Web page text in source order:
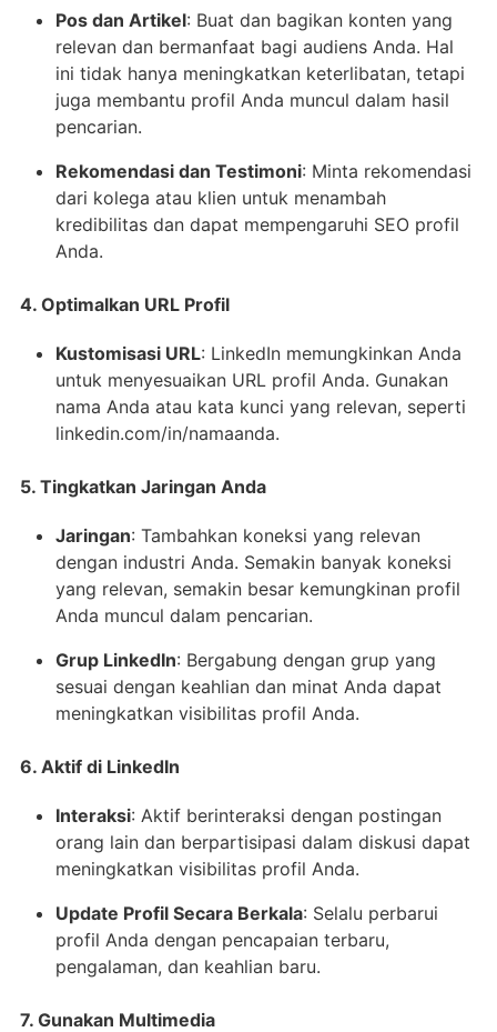
Pos dan Artikel: Buat dan bagikan konten yang
relevan dan bermanfaat bagi audiens Anda. Hal
ini tidak hanya meningkatkan keterlibatan, tetapi
juga membantu profil Anda muncul dalam hasil
pencarian.
Rekomendasi dan Testimoni: Minta rekomendasi
dari kolega atau klien untuk menambah
kredibilitas dan dapat mempengaruhi SEO profil
Anda.
4. Optimalkan URL Profil
Kustomisasi URL: LinkedIn memungkinkan Anda
untuk menyesuaikan URL profil Anda. Gunakan
nama Anda atau kata kunci yang relevan, seperti
linkedin.com/in/namaanda.
5. Tingkatkan Jaringan Anda
Jaringan: Tambahkan koneksi yang relevan
dengan industri Anda. Semakin banyak koneksi
yang relevan, semakin besar kemungkinan profil
Anda muncul dalam pencarian.
Grup LinkedIn: Bergabung dengan grup yang
sesuai dengan keahlian dan minat Anda dapat
meningkatkan visibilitas profil Anda.
6. Aktif di LinkedIn
Interaksi: Aktif berinteraksi dengan postingan
orang lain dan berpartisipasi dalam diskusi dapat
meningkatkan visibilitas profil Anda.
Update Profil Secara Berkala: Selalu perbarui
profil Anda dengan pencapaian terbaru,
pengalaman, dan keahlian baru.
7. Gunakan Multimedia